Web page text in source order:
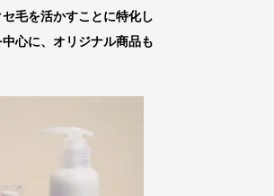
セ毛を活かすことに特化し
心に、オリジナル商品も